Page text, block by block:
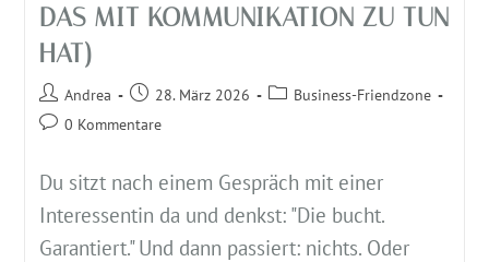
DAS MIT KOMMUNIKATION ZU TUN
HAT)
Andrea 28. März 2026
Business-Friendzone
0 Kommentare
Du sitzt nach einem Gespräch mit einer
Interessentin da und denkst: "Die bucht.
Garantiert." Und dann passiert: nichts. Oder